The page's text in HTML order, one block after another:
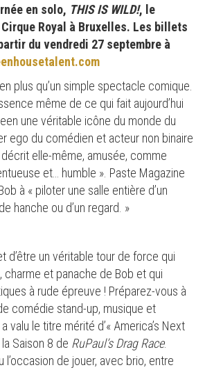
en solo, THIS IS WILD!, le
Royal à Bruxelles. Les billets
du vendredi 27 septembre à
plus qu’un simple spectacle comique.
même de ce qui fait aujourd’hui
une véritable icône du monde du
ego du comédien et acteur non binaire
elle-même, amusée, comme
et… humble ». Paste Magazine
à « piloter une salle entière d’un
hanche ou d’un regard. »
d’être un véritable tour de force qui
charme et panache de Bob et qui
à rude épreuve ! Préparez-vous à
comédie stand-up, musique et
valu le titre mérité d’« America’s Next
Saison 8 de RuPaul’s Drag Race.
l’occasion de jouer, avec brio, entre